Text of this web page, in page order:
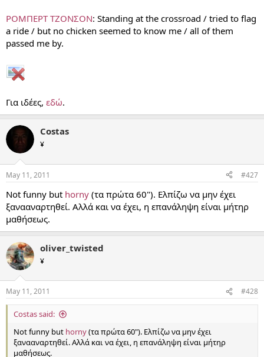
ΡΟΜΠΕΡΤ ΤΖΟΝΣΟΝ: Standing at the crossroad / tried to flag
a ride / but no chicken seemed to know me / all of them
passed me by.
Για ιδέες, εδώ.
Costas
¥
May 11, 2011 #427
Not funny but horny (τα πρώτα 60"). Ελπίζω να μην έχει
ξανααναρτηθεί. Αλλά και να έχει, η επανάληψη είναι μήτηρ
μαθήσεως.
oliver_twisted
¥
May 11, 2011 #428
Costas said:
Not funny but horny(τα πρώτα 60"). Ελπίζω να μην έχει
ξανααναρτηθεί. Αλλά και να έχει, η επανάληψη είναι μήτηρ
μαθήσεως.